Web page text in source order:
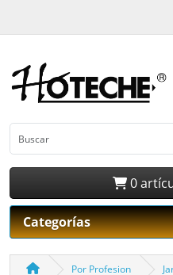
0
Categorías
Por Profesion